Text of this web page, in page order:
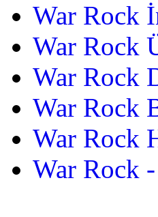
War Rock
War Rock
War Rock
War Rock
War Rock
War Rock